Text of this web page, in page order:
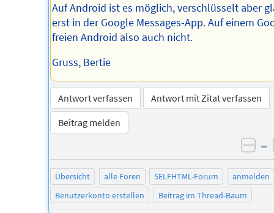
Auf Android ist es möglich, verschlüsselt aber
erst in der Google Messages-App. Auf einem
freien Android also auch nicht.
Gruss, Bertie
Antwort verfassen
Antwort mit Zitat verfassen
Beitrag melden
–
Übersicht alle Foren SELFHTML-Forum
anmelden
Benutzerkonto erstellen
Beitrag im Thread-Baum